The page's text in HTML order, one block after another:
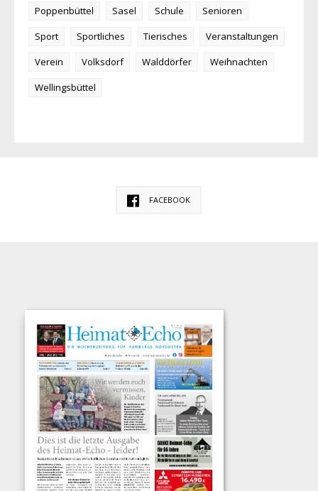
Poppenbüttel
Sasel Schule
Senioren
Sport
Sportliches Tierisches
Veranstaltungen
Verein
Volksdorf Walddörfer
Weihnachten
Wellingsbüttel
FACEBOOK